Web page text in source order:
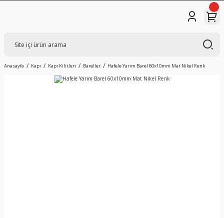
Anasayfa Kapı Kapı Kilitleri Bareller Hafele Yarım Barel 60x10mm Mat Nikel Renk